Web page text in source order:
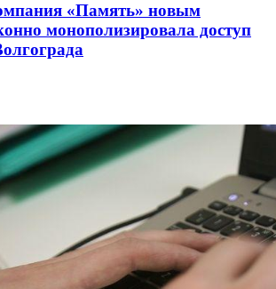
«Память» новым
монополизировала доступ